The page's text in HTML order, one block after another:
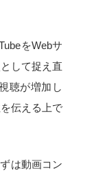
をWebサ
して捉え直
聴が増加し
伝える上で
は動画コン